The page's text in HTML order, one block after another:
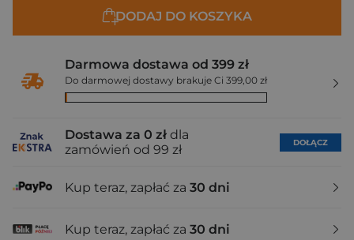
DODAJ DO KOSZYKA
Darmowa dostawa od 399 zł
Do darmowej dostawy brakuje Ci 399,00 zł
Dostawa za 0 zł dla
zamówień od 99 zł
DOŁĄCZ
Kup teraz, zapłać za 30 dni
Kup teraz, zapłać za 30 dni